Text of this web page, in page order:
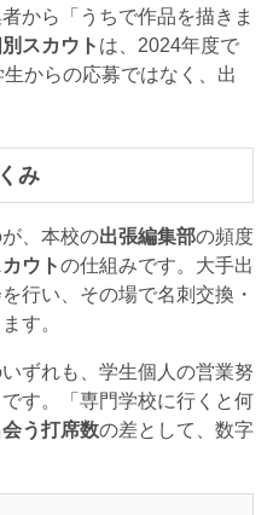
から「うちで作品を描きま
スカウト は、2024年度で
からの応募ではなく、出
み
、本校の出張編集部の頻度
ウトの仕組みです。大手出
行い、その場で名刺交換・
す。
ずれも、学生個人の営業努
す。「専門学校に行くと何
う打席数の差として、数字